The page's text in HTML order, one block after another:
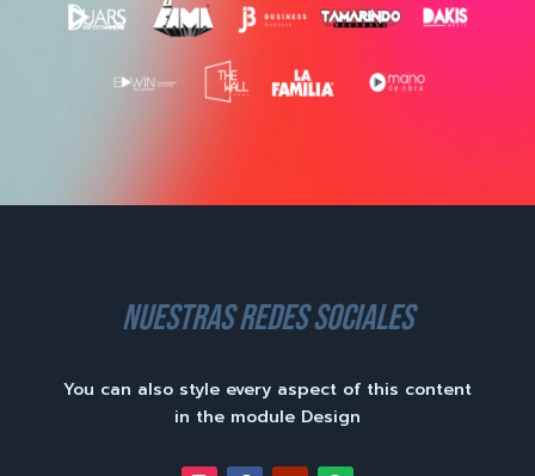
nuestras redes sociales
You can also style every aspect of this content
in the module Design